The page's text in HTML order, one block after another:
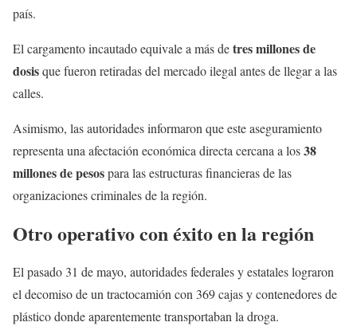
país.
El cargamento incautado equivale a más detres millones de
dosisque fueron retiradas del mercado ilegal antes de llegar a las
calles.
Asimismo, las autoridades informaron que este aseguramiento
representa una afectación económica directa cercana a los38
millones de pesospara las estructuras financieras de las
organizaciones criminales de la región.
Otro operativo con éxito en la región
El pasado 31 de mayo, autoridades federales y estatales lograron
el decomiso de un tractocamión con 369 cajas y contenedores de
plástico donde aparentemente transportaban la droga.